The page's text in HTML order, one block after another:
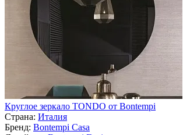
Круглое зеркало TONDO от Bontempi
Страна: Италия
Бренд: Bontempi Casa